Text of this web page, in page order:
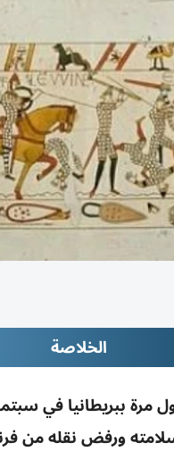
الخلاصة
ببريطانيا في
ورفض نقله من